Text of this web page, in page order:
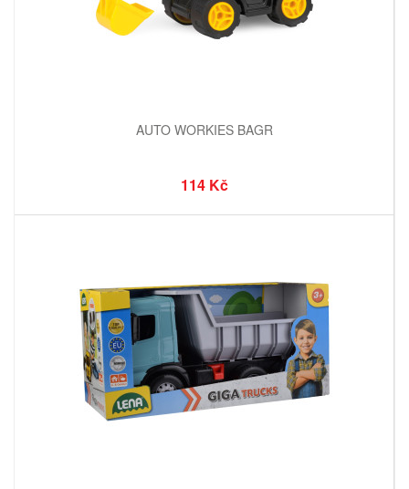
AUTO WORKIES BAGR
114 Kč